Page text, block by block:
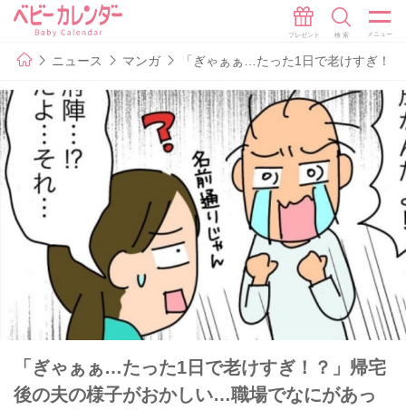
ニュース マンガ 「ぎゃぁぁ…たった1日で老けすぎ！
「ぎゃぁぁ…たった1日で老けすぎ！？」帰宅
後の夫の様子がおかしい…職場でなにがあっ